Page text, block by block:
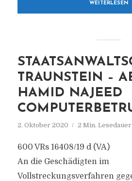
WEITERLESEN
TRAUNSTEIN –
HAMID NAJEED
2. Oktober 2020 2 Min. Lesedauer
600 VRs 16408/19 d (VA)
An die Geschädigten im
Vollstreckungsverfahren